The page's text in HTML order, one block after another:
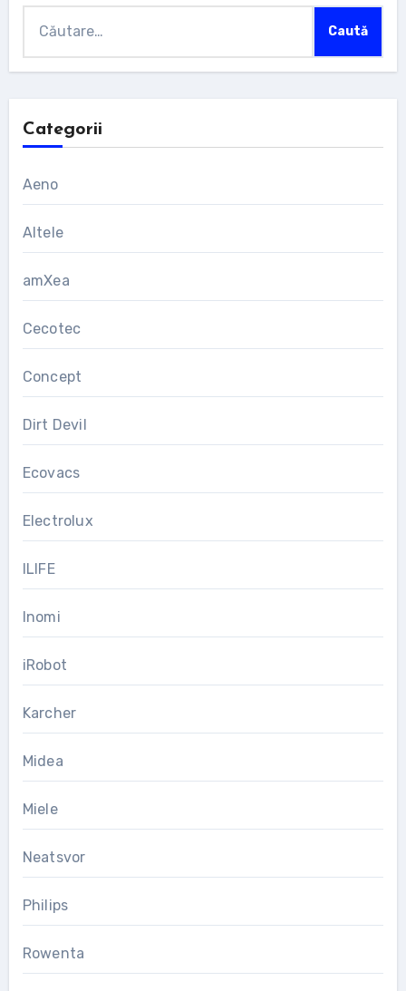
după:
Categorii
Aeno
Altele
amXea
Cecotec
Concept
Dirt Devil
Ecovacs
Electrolux
ILIFE
Inomi
iRobot
Karcher
Midea
Miele
Neatsvor
Philips
Rowenta